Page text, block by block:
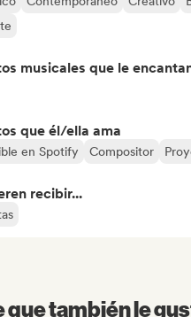
musicales que le
que él/ella ama
en Spotify Compositor
recibir...
que también le